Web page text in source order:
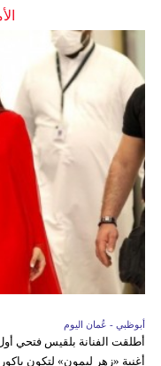
أبوظبي - عُمان اليوم
أطلقت الفنانة بلقيس فتحي أول
أغنية «زهر ليمون» لتكون